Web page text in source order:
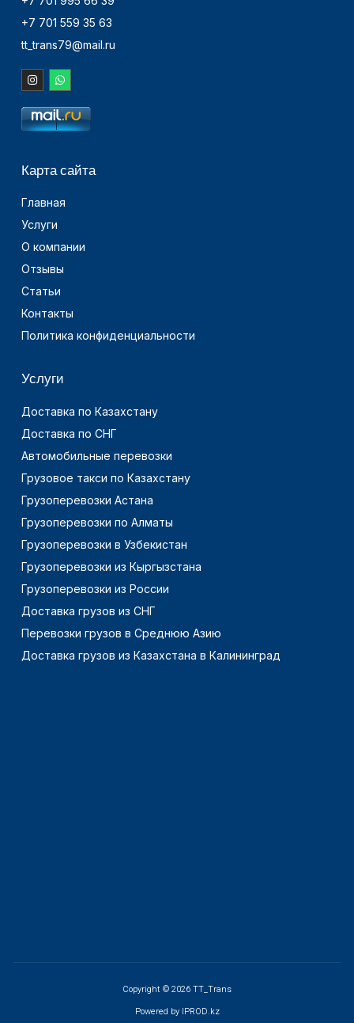
+7 701 559 35 63
tt_trans79@mail.ru
Карта сайта
Главная
Услуги
О компании
Отзывы
Статьи
Контакты
Политика конфиденциальности
Услуги
Доставка по Казахстану
Доставка по СНГ
Автомобильные перевозки
Грузовое такси по Казахстану
Грузоперевозки Астана
Грузоперевозки по Алматы
Грузоперевозки в Узбекистан
Грузоперевозки из Кыргызстана
Грузоперевозки из России
Доставка грузов из СНГ
Перевозки грузов в Среднюю Азию
Доставка грузов из Казахстана в Калининград
Copyright © 2026 TT_Trans
Powered by IPROD.kz